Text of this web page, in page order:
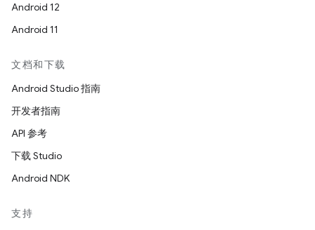
Android 12
Android 11
文档和下载
Android Studio 指南
开发者指南
API 参考
下载 Studio
Android NDK
支持